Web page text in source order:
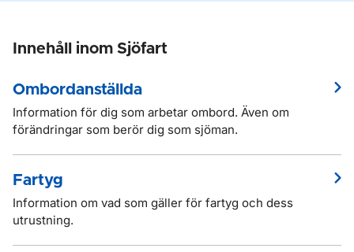
Innehåll inom Sjöfart
Ombordanställda
Information för dig som arbetar ombord. Även om
förändringar som berör dig som sjöman.
Fartyg
Information om vad som gäller för fartyg och dess
utrustning.